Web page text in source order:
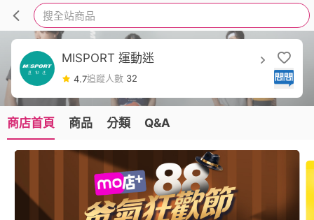
搜全站商品
MISPORT 運動迷
4.7追蹤人數 32
商店首頁 商品 分類 Q&A